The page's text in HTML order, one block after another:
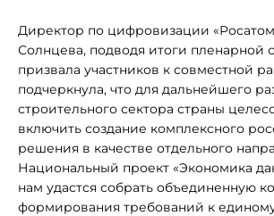
Директор по цифровизации
Солнцева, подводя итоги пленарной
призвала участников к совместной
подчеркнула, что для дальнейшего
строительного сектора страны
включить создание комплексного
решения в качестве отдельного
Национальный проект «Экономика
нам удастся собрать объединенную
формирования требований к